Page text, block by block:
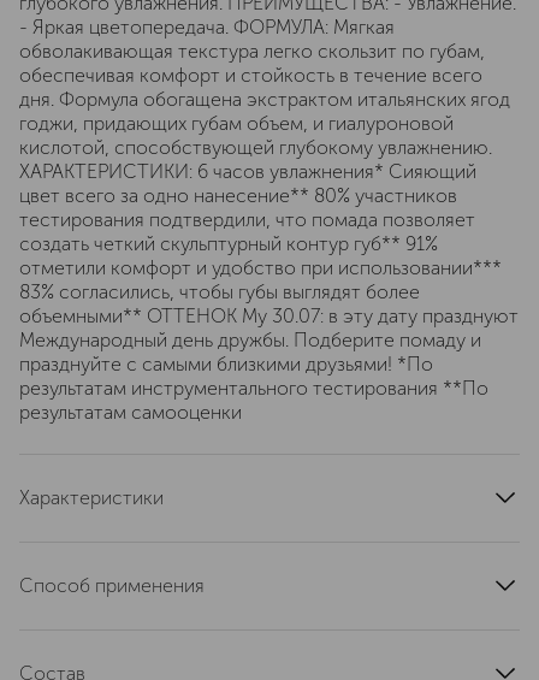
- Яркая цветопередача. ФОРМУЛА: Мягкая
обволакивающая текстура легко скользит по губам,
обеспечивая комфорт и стойкость в течение всего
дня. Формула обогащена экстрактом итальянских ягод
годжи, придающих губам объем, и гиалуроновой
кислотой, способствующей глубокому увлажнению.
ХАРАКТЕРИСТИКИ: 6 часов увлажнения* Сияющий
цвет всего за одно нанесение** 80% участников
тестирования подтвердили, что помада позволяет
создать четкий скульптурный контур губ** 91%
отметили комфорт и удобство при использовании***
83% согласились, чтобы губы выглядят более
объемными** ОТТЕНОК My 30.07: в эту дату празднуют
Международный день дружбы. Подберите помаду и
празднуйте с самыми близкими друзьями! *По
результатам инструментального тестирования **По
результатам самооценки
Характеристики
Способ применения
Состав